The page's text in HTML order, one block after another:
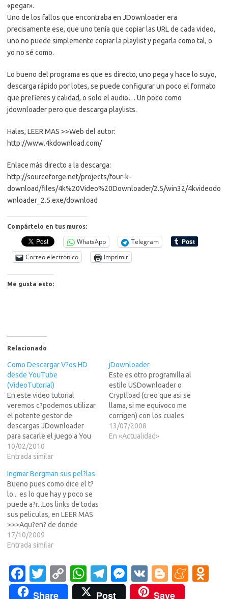
«pegar».
Uno de los fallos que encontraba en JDownloader era
precisamente ese, que uno tenía que copiar las URL de cada video,
uno no puede simplemente copiar la playlist y pegarla como tal, o
yo no sé como.
Lo bueno del programa es que es directo, uno pega y hace lo suyo,
descarga rápido por lotes, se puede configurar un poco el formato
que prefieres y calidad, o solo el audio… Un poco como
jdownloader pero que descarga playlists.
Halas, LEER MAS >>Web del autor:
http://www.4kdownload.com/
Enlace más directo a la descarga:
http://sourceforge.net/projects/four-k-
download/files/4k%20Video%20Downloader/2.5/win32/4kvideodo
wnloader_2.5.exe/download
Compártelo en tus muros:
WhatsApp
Telegram
Correo electrónico
Imprimir
Me gusta esto:
Relacionado
Como Descargar V?os HD
desde YouTube
(VideoTutorial)
En este video tutorial
veremos c?podemos utilizar
el potente gestor de
descargas JDownloader
para sacarle el juego a You
Tube HDVEREMOSFormas
de Copiar un link desde You
JdownloadersTIPOS DE
ARCHIVOS QUE PODREMOS
BAJAR CON JDOWNLOADER
MP4  high definitionMP3 Y
FLV  el archivo de…
10/02/2010
Entrada similar
jDownloader
Este es otro programilla al
estilo USDownloader o
Cryptload (creo que asi se
llama, si me equivoco me
corrigen) con los cuales
podemos hacer descargar
semi automaticas o
13/07/2008
En «Actualidad»
Ingmar Bergman sus pel?las
Bueno pues como dice el t?
lo... es lo que hay y poco se
puede a?r...Los links de todas
sus peliculas, en LEER MAS
>>>Aqu?en? de donde
descargar el archivo DCL
para descargar con el
der.orghttp://jdownloader.or
g/download/index el
DLChttp://www.megaupload.
com/?d=BRPC0EGXA
17/10/2009
Entrada similar
Fa
c
T
w
C
o
W
h
T
el
M
es
V
K
Bl
o
M
Share Post Save